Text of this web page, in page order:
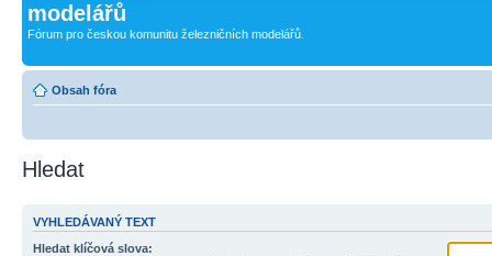
modelářů
Fórum pro českou komunitu železničních modelářů.
Obsah fóra
Hledat
VYHLEDÁVANÝ TEXT
Hledat klíčová slova: